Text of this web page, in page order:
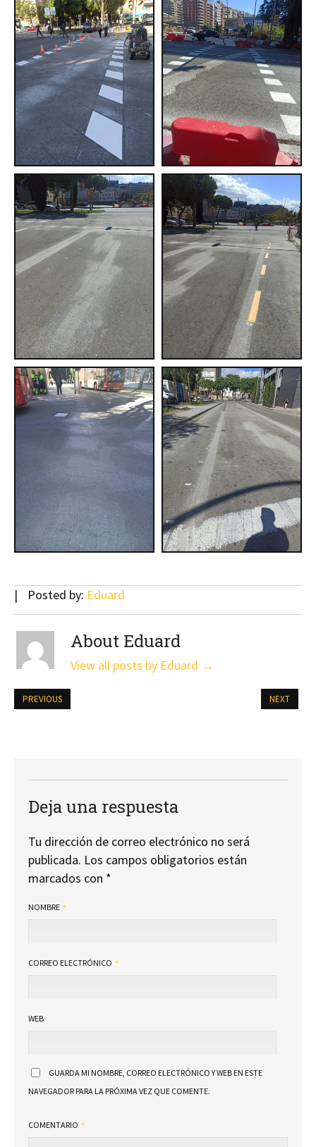
Posted by: Eduard
About Eduard
View all posts by Eduard →
PREVIOUS NEXT
Deja una respuesta
Tu dirección de correo electrónico no será
publicada. Los campos obligatorios están
marcados con *
NOMBRE
CORREO ELECTRÓNICO
WEB
GUARDA MI NOMBRE, CORREO ELECTRÓNICO Y WEB EN ESTE
NAVEGADOR PARA LA PRÓXIMA VEZ QUE COMENTE.
COMENTARIO